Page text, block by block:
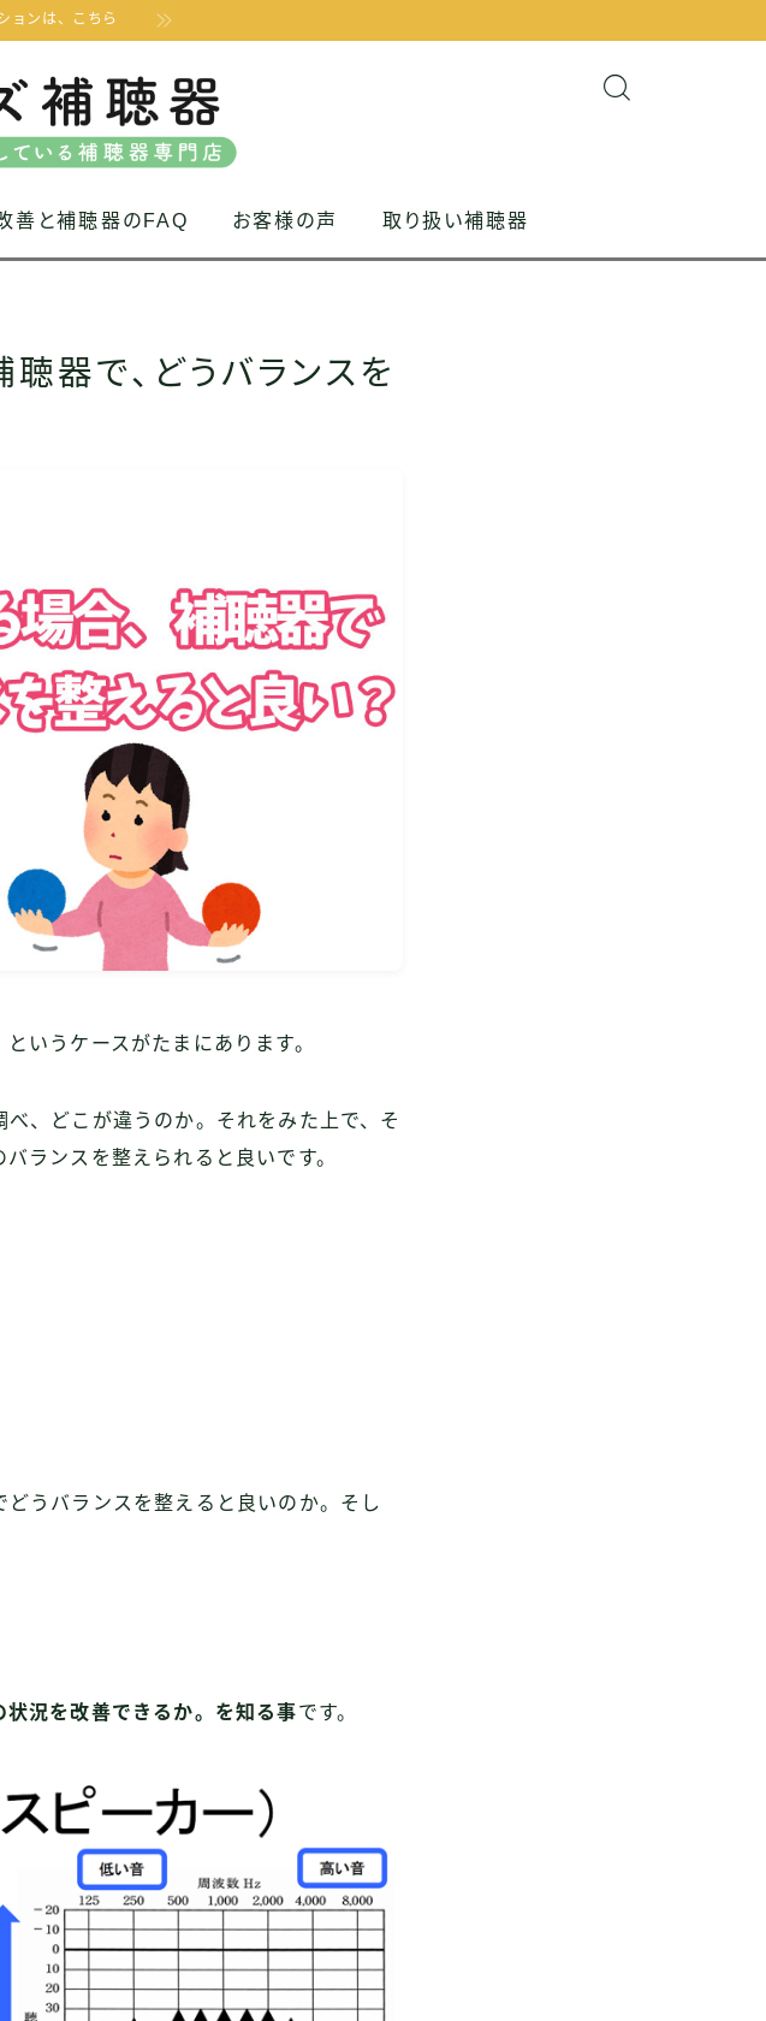
ョンは、こちら
善と補聴器のFAQ お客様の声 取り扱い補聴器
器で、どうバランスを
いうケースがたまにあります。
、どこが違うのか。それをみた上で、そ
ランスを整えられると良いです。
うバランスを整えると良いのか。そし
状況を改善できるか。を知る事です。